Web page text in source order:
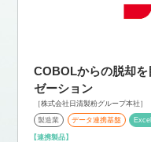
COBOLからの脱却を
ゼーション
［株式会社日清製粉グループ本社］
製造業 データ連携基盤
【連携製品】